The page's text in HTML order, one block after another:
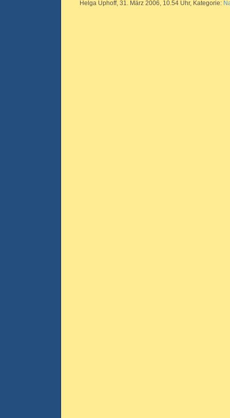
Helga Uphoff, 31. März 2006, 10.54 Uhr, Kategorie: